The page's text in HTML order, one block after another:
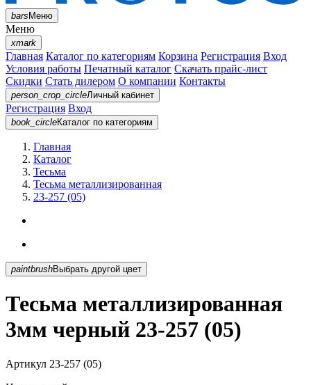
barsМеню
Меню
xmark
Главная Каталог по категориям Корзина Регистрация Вход
Условия работы Печатный каталог Скачать прайс-лист
Скидки Стать дилером О компании Контакты
person_crop_circleЛичный кабинет
Регистрация Вход
book_circleКаталог по категориям
Главная
Каталог
Тесьма
Тесьма металлизированная
23-257 (05)
paintbrush Выбрать другой цвет
Тесьма металлизированная
3мм черный 23-257 (05)
Артикул 23-257 (05)